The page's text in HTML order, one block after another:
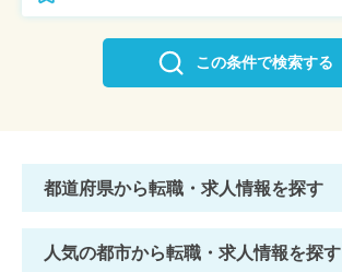
この条件で検索する
都道府県から転職・求人情報を探す
人気の都市から転職・求人情報を探す